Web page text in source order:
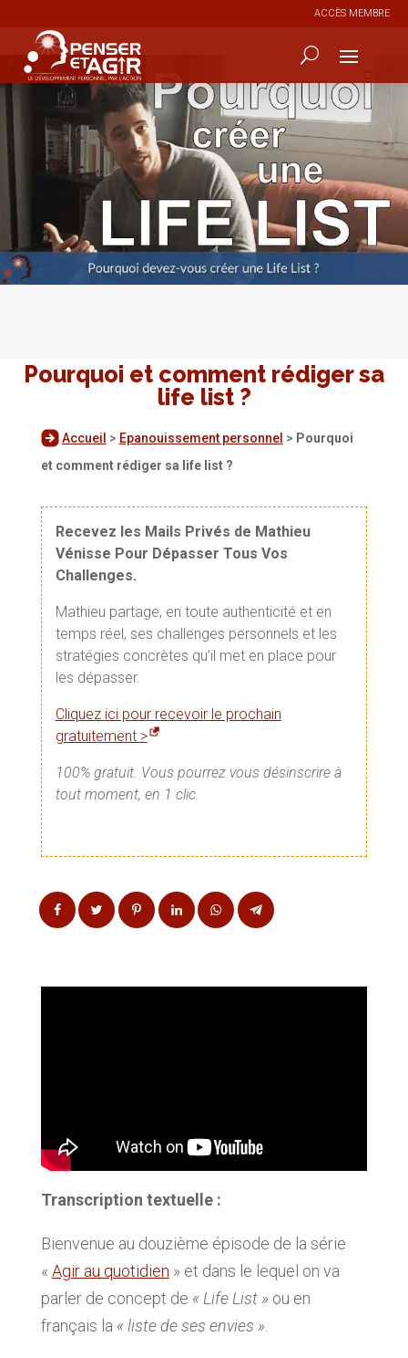
ACCÈS MEMBRE
Pourquoi et comment rédiger sa
life list ?
Accueil > Epanouissement personnel > Pourquoi
et comment rédiger sa life list ?
Recevez les Mails Privés de Mathieu
Vénisse Pour Dépasser Tous Vos
Challenges.
Mathieu partage, en toute authenticité et en
temps réel, ses challenges personnels et les
stratégies concrètes qu’il met en place pour
les dépasser.
Cliquez ici pour recevoir le prochain
gratuitement >
100% gratuit. Vous pourrez vous désinscrire à
tout moment, en 1 clic.
Transcription textuelle :
Bienvenue au douzième épisode de la série
« Agir au quotidien » et dans le lequel on va
parler de concept de « Life List » ou en
français la « liste de ses envies »